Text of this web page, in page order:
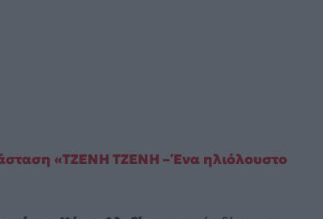
«TZENH TZENH – Ένα ηλιόλουστο